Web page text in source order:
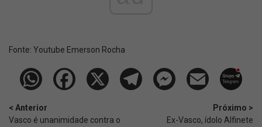
Fonte: Youtube Emerson Rocha
< Anterior
Vasco é unanimidade contra o
Próximo >
Ex-Vasco, ídolo Alfinete